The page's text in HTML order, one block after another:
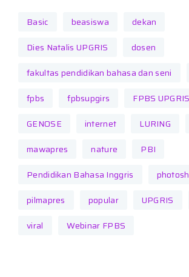
Basic beasiswa
dekan
Dies Natalis UPGRIS
dosen
fakultas pendidikan bahasa dan seni
fpbs
fpbsupgirs
FPBS UPGRIS
GENOSE
internet LURING
mawapres
nature
PBI
Pendidikan Bahasa Inggris
pilmapres
popular UPGRIS
viral
Webinar FPBS